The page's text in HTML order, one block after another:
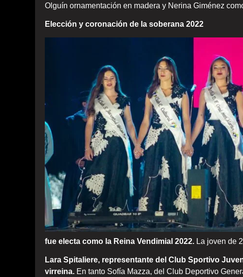
Olguín ornamentación en madera y Nerina Giménez
Elección y coronación de la soberana 2022
fue electa como la Reina Vendimial 2022. La joven de
Lara Spitaliere, representante del Club Sportivo
virreina. En tanto Sofía Mazza, del Club Deportivo